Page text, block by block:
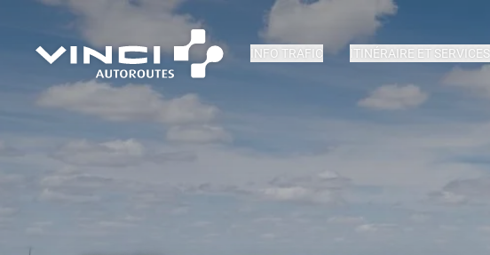
INFO TRAFIC ITINÉRAIRE ET SERVICES